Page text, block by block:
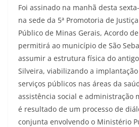
Foi assinado na manhã desta
na sede da 5ª Promotoria de
Público de Minas Gerais, Acordo
permitirá ao município de São
assumir a estrutura física do
Silveira, viabilizando a
serviços públicos nas áreas da
assistência social e administração
é resultado de um processo de
conjunta envolvendo o Ministério